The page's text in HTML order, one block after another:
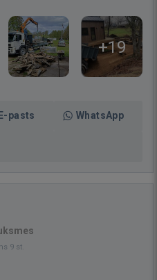
+19
E-pasts WhatsApp
9 st.